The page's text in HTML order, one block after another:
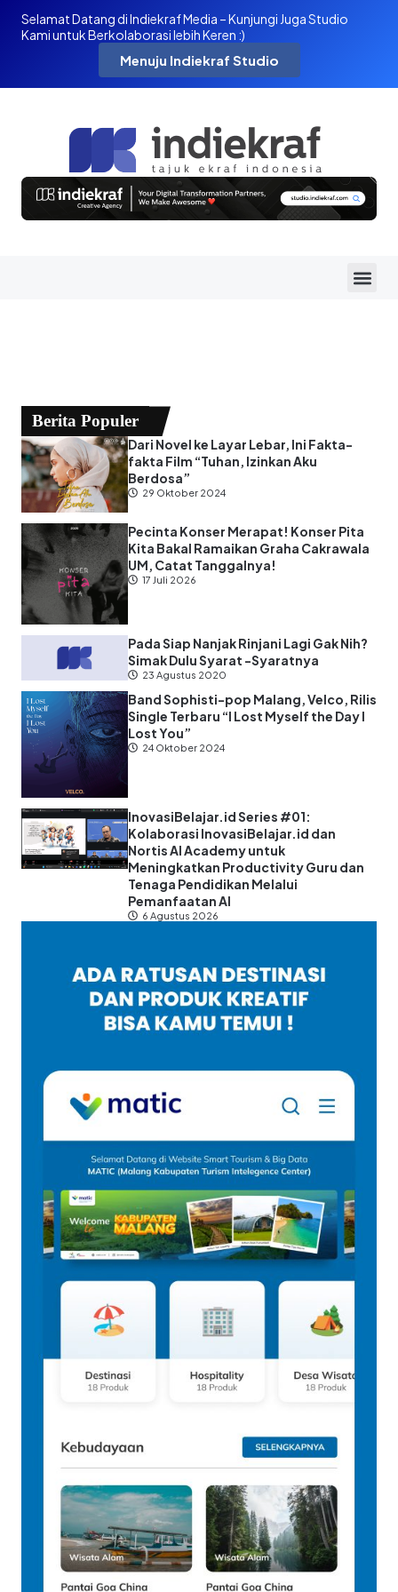
Selamat Datang di Indiekraf Media – Kunjungi Juga Studio
Kami untuk Berkolaborasi lebih Keren :)
Menuju Indiekraf Studio
Berita Populer
Dari Novel ke Layar Lebar, Ini Fakta-
fakta Film “Tuhan, Izinkan Aku
Berdosa”
29 Oktober 2024
Pecinta Konser Merapat! Konser Pita
Kita Bakal Ramaikan Graha Cakrawala
UM, Catat Tanggalnya!
17 Juli 2026
Pada Siap Nanjak Rinjani Lagi Gak Nih?
Simak Dulu Syarat -Syaratnya
23 Agustus 2020
Band Sophisti-pop Malang, Velco, Rilis
Single Terbaru “I Lost Myself the Day I
Lost You”
24 Oktober 2024
InovasiBelajar.id Series #01:
Kolaborasi InovasiBelajar.id dan
Nortis AI Academy untuk
Meningkatkan Productivity Guru dan
Tenaga Pendidikan Melalui
Pemanfaatan AI
6 Agustus 2026